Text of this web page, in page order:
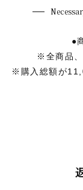
●
※全商品、
※購入総額が